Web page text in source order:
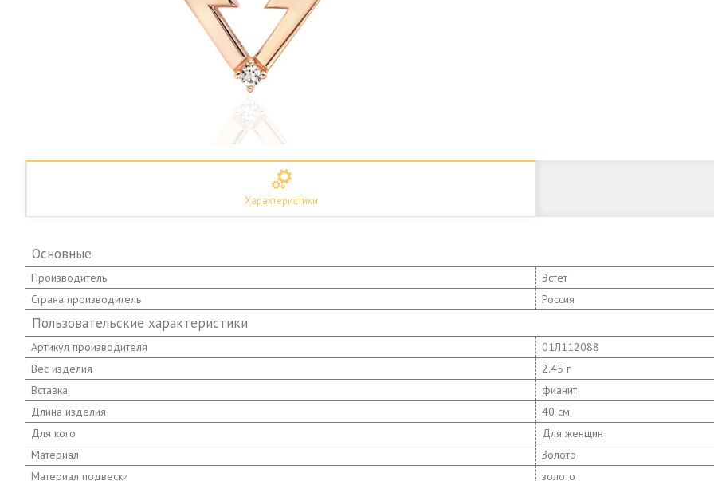
Характеристики
Основные
Производитель
Эстет
Страна производитель
Россия
Пользовательские характеристики
Артикул производителя
01Л112088
Вес изделия
2.45 г
Вставка
фианит
Длина изделия
40 см
Для кого
Для женщин
Материал
Золото
Материал подвески
золото